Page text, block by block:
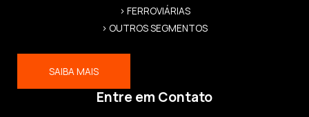
> FERROVIÁRIAS
> OUTROS SEGMENTOS
SAIBA MAIS
Entre em Contato